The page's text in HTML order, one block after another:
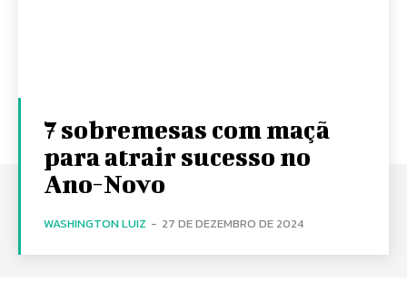
7 sobremesas com maçã
para atrair sucesso no
Ano-Novo
WASHINGTON LUIZ - 27 DE DEZEMBRO DE 2024